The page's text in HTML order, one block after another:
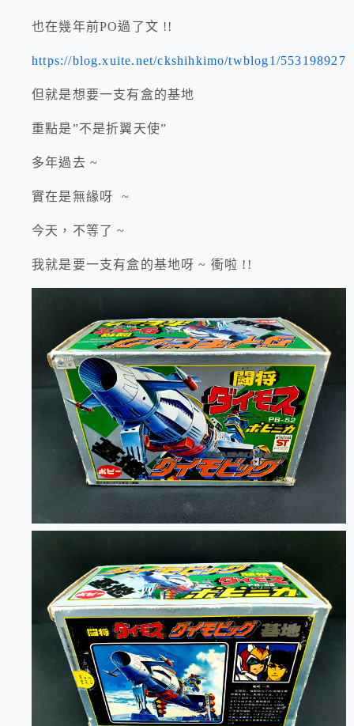
也在幾年前PO過了文 !!
https://blog.xuite.net/ckshihkimo/twblog1/553198927
但就是想要一支有盒的基地
重點是”不是折翼天使”
多年過去 ~
實在是無緣呀 ~
今天，不等了 ~
我就是要一支有盒的基地呀 ~ 衝啦 !!